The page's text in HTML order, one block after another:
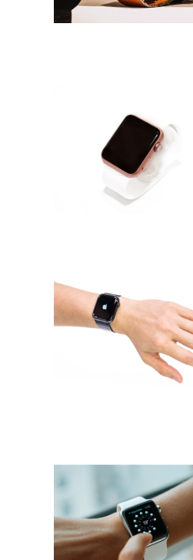
READ MORE
READ MORE
READ MORE